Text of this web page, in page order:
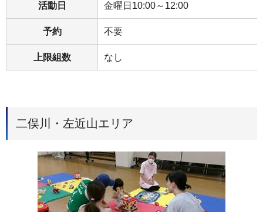
活動日 金曜日10:00～12:00
予約 不要
上限組数 なし
二俣川・左近山エリア